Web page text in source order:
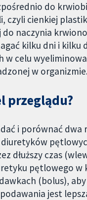
do
czyli cienkiej
naczynia
kilku dni i kilku
w celu
w
przeglądu?
i porównać dwa
dłuższy czas
pętlowego w
(bolus),
jest